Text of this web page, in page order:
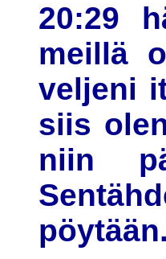
20:29
meillä
veljeni
siis
niin